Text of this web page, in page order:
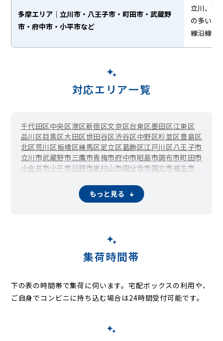
多摩エリア｜立川市・八王子市・町田市・武蔵野
市・府中市・小平市など
立川、吉
の多いエ
線沿線か
対応エリア一覧
千代田区中央区港区新宿区文京区台東区墨田区江東区
品川区目黒区大田区世田谷区渋谷区中野区杉並区豊島区
北区荒川区板橋区練馬区足立区葛飾区江戸川区八王子市
立川市武蔵野市三鷹市青梅市府中市昭島市調布市町田市
小金井市小平市 日野市東村山市国分寺市国立市福生市
あきる野市 西東京市 瑞穂町
利島村新島村神津島村
もっと見る
集荷時間帯
下の表の時間帯で集荷に伺います。宅配ボックスの利用や、
ご自身でコンビニに持ち込む場合は24時間受付可能です。